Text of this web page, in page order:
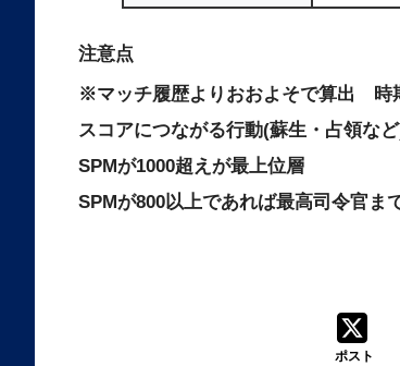
注意点
※マッチ履歴よりおおよそで算出 時
スコアにつながる行動(蘇生・占領など
SPMが1000超えが最上位層
SPMが800以上であれば最高司令官ま
ポスト